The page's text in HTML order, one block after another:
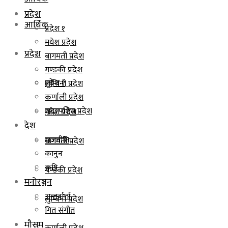
आर्थिक
प्रदेश
प्रदेश १
मधेश प्रदेश
बागमती प्रदेश
गण्डकी प्रदेश
लुम्बिनी प्रदेश
प्रदेश
प्रदेश १
मधेश प्रदेश
बागमती प्रदेश
गण्डकी प्रदेश
लुम्बिनी प्रदेश
कर्णाली प्रदेश
सुदूरपश्चिम प्रदेश
देश
राजनीति
कानुन
कृषि
मनोरञ्जन
अन्तर्वार्ता
गित संगीत
मौसम